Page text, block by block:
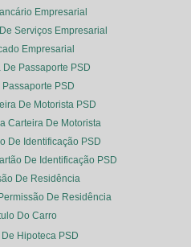
Empresarial
Serviços Empresarial
Empresarial
De Passaporte PSD
Passaporte PSD
De Motorista PSD
Carteira De Motorista
De Identificação PSD
De Identificação PSD
De Residência
De Residência
Do Carro
De Hipoteca PSD